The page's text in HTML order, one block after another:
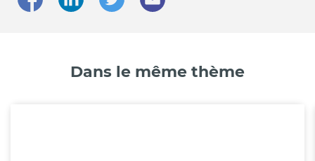
Dans le même thème